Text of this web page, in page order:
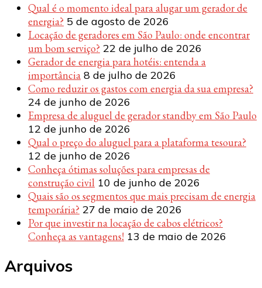
Qual é o momento ideal para alugar um gerador de
energia? 5 de agosto de 2026
Locação de geradores em São Paulo: onde encontrar
um bom serviço? 22 de julho de 2026
Gerador de energia para hotéis: entenda a
importância 8 de julho de 2026
Como reduzir os gastos com energia da sua empresa?
24 de junho de 2026
Empresa de aluguel de gerador standby em São Paulo
12 de junho de 2026
Qual o preço do aluguel para a plataforma tesoura?
12 de junho de 2026
Conheça ótimas soluções para empresas de
construção civil 10 de junho de 2026
Quais são os segmentos que mais precisam de energia
temporária? 27 de maio de 2026
Por que investir na locação de cabos elétricos?
Conheça as vantagens! 13 de maio de 2026
Arquivos